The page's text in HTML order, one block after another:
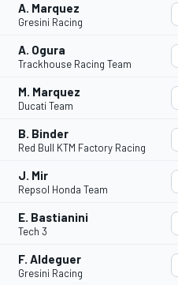
A. Marquez
Gresini Racing
A. Ogura
Trackhouse Racing Team
M. Marquez
Ducati Team
B. Binder
Red Bull KTM Factory Racing
J. Mir
Repsol Honda Team
E. Bastianini
Tech 3
F. Aldeguer
Gresini Racing